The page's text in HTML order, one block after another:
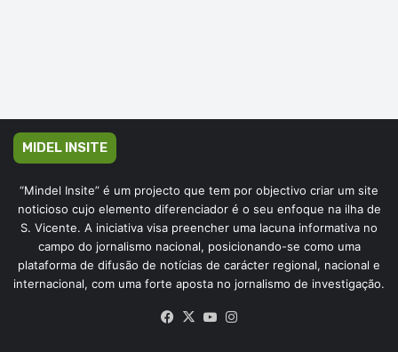
MIDEL INSITE
“Mindel Insite” é um projecto que tem por objectivo criar um site
noticioso cujo elemento diferenciador é o seu enfoque na ilha de
S. Vicente. A iniciativa visa preencher uma lacuna informativa no
campo do jornalismo nacional, posicionando-se como uma
plataforma de difusão de notícias de carácter regional, nacional e
internacional, com uma forte aposta no jornalismo de investigação.
Facebook
X YouTube